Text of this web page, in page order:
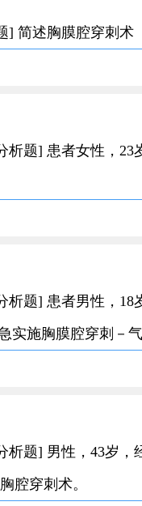
] 简述胸膜腔穿刺术
析题] 患者女性，23
析题] 患者男性，
实施胸膜腔穿刺－
析题] 男性，43岁，
腔穿刺术。